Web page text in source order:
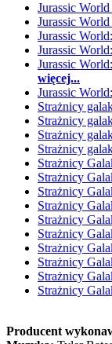
Jurassic
Jurassic
Jurassic
Jurassic
Jurassic
więcej...
Jurassic
Strażnicy
Strażnicy
Strażnicy
Strażnicy
Strażnicy
Strażnicy
Strażnicy
Strażnicy
Strażnicy
Strażnicy
Strażnicy
Strażnicy
Strażnicy
Strażnicy
Producent